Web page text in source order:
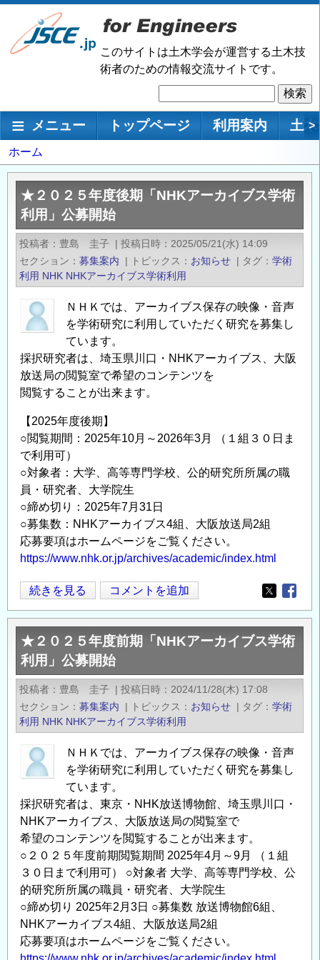
メ
ン
移
このサイトは土木学会が運営する土木技
術者のための情報交流サイトです。
索
メインナビゲーション
メニュー トップページ 利用案内 土 >
パ
ン
く
ず
ホーム
★２０２５年度後期「NHKアーカイブス学術
利用」公募開始
投稿者 豊島 圭子 | 投稿日時
2025/05/21(水) 14:09
セクション
募集案内 | トピックス お知らせ | タグ
学術
利用 NHK NHKアーカイブス学術利用
ＮＨＫでは、アーカイブス保存の映像・音声
を学術研究に利用していただく研究を募集し
ています。
採択研究者は、埼玉県川口・NHKアーカイブス、大阪
放送局の閲覧室で希望のコンテンツを
閲覧することが出来ます。
【2025年度後期】
○閲覧期間：2025年10月～2026年3月 （１組３０日ま
で利用可）
○対象者：大学、高等専門学校、公的研究所所属の職
員・研究者、大学院生
○締め切り：2025年7月31日
○募集数：NHKアーカイブス4組、大阪放送局2組
応募要項はホームページをご覧ください。
https://www.nhk.or.jp/archives/academic/index.html
★
２
０
２
５
年
度
後
期
「NHK
ア
カ
イ
ブ
ス
学
術
利
用」
公
続きを見る コメントを追加
Opens in
★２０２５年度前期「NHKアーカイブス学術
利用」公募開始
投稿者 豊島 圭子 | 投稿日時
2024/11/28(木) 17:08
セクション
募集案内 | トピックス お知らせ | タグ
学術
利用 NHK NHKアーカイブス学術利用
ＮＨＫでは、アーカイブス保存の映像・音声
を学術研究に利用していただく研究を募集し
ています。
採択研究者は、東京・NHK放送博物館、埼玉県川口・
NHKアーカイブス、大阪放送局の閲覧室で
希望のコンテンツを閲覧することが出来ます。
○２０２５年度前期閲覧期間 2025年4月～9月 （１組
３０日まで利用可） ○対象者 大学、高等専門学校、公
的研究所所属の職員・研究者、大学院生
○締め切り 2025年2月3日 ○募集数 放送博物館6組、
NHKアーカイブス4組、大阪放送局2組
応募要項はホームページをご覧ください。